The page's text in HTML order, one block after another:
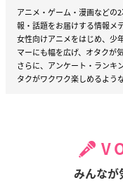
アニメ・ゲーム・漫画などの
報・話題をお届けする情報メ
女性向けアニメをはじめ、少
マーにも幅を広げ、オタクが
さらに、アンケート・ランキ
タクがワクワク楽しめるよう
みんなが